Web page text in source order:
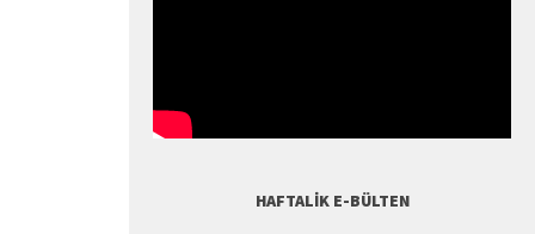
HAFTALIK E-BÜLTEN